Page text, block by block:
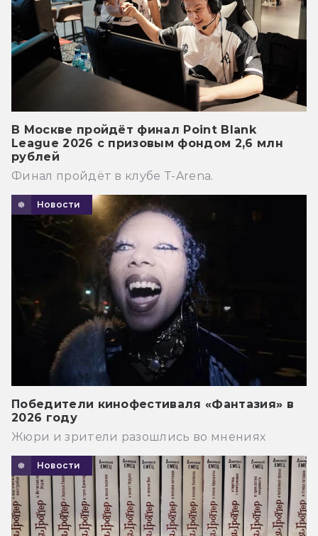
В Москве пройдёт финал Point Blank
League 2026 с призовым фондом 2,6 млн
рублей
Финал пройдёт в клубе T-Arena.
Новости
Победители кинофестиваля «Фантазия» в
2026 году
Жюри и зрители разошлись во мнениях
Новости